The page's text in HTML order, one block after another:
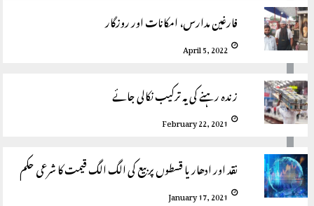
فارغین مدارس، امکانات اور روزگار
April 5, 2022
زندہ رہنے کی یہ ترکیب نکالی جائے
February 22, 2021
نقد اور ادھار یا قسطوں پر بیع کی الگ الگ قیمت کا شرعی حکم
January 17, 2021